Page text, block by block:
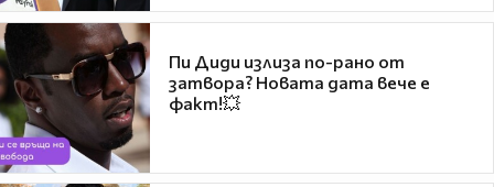
Пи Диди излиза по-рано от
затвора? Новата дата вече е
факт!💥